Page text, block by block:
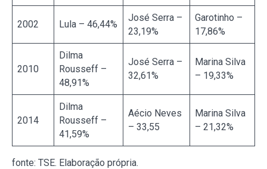
2002 Lula – 46,44%
José Serra –
23,19%
Garotinho –
17,86%
2010
Dilma
Rousseff –
48,91%
José Serra –
32,61%
Marina Silva
– 19,33%
2014
Dilma
Rousseff –
41,59%
Aécio Neves
– 33,55
Marina Silva
– 21,32%
fonte: TSE. Elaboração própria.